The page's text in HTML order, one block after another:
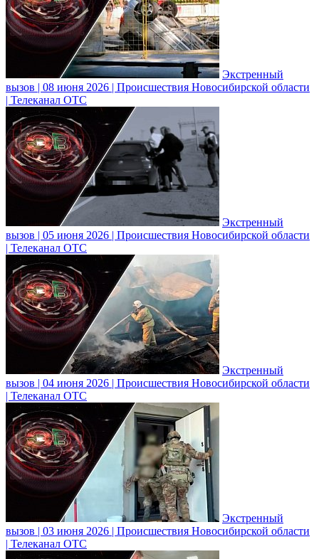
Экстренный
вызов | 08 июня 2026 | Происшествия Новосибирской области
| Телеканал ОТС
Экстренный
вызов | 05 июня 2026 | Происшествия Новосибирской области
| Телеканал ОТС
Экстренный
вызов | 04 июня 2026 | Происшествия Новосибирской области
| Телеканал ОТС
Экстренный
вызов | 03 июня 2026 | Происшествия Новосибирской области
| Телеканал ОТС